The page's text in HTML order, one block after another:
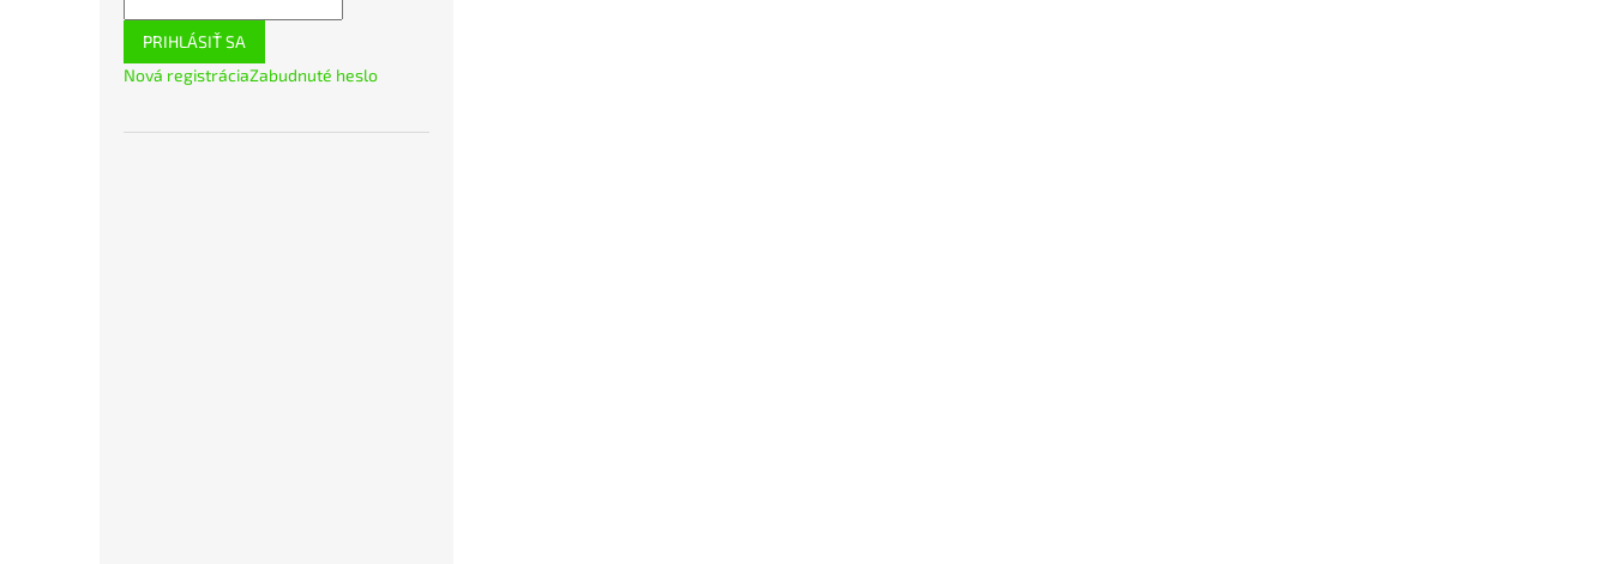
PRIHLÁSIŤ SA
Nová registráciaZabudnuté heslo